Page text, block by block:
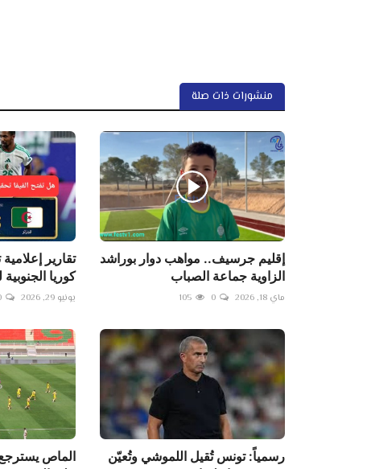
منشورات ذات صلة
إقليم جرسيف.. مواهب دوار بوراشد
الزاوية جماعة الصباب
ماي 18, 2026 0
105
تقارير
كوريا
يونيو 29, 2026
رسمياً: تونس تُقيل اللموشي وتُعيّن
الماص يسترجع